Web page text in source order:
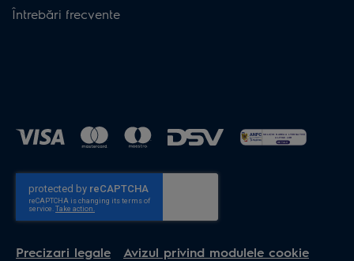
Întrebări frecvente
Precizari legale Avizul privind modulele cookie